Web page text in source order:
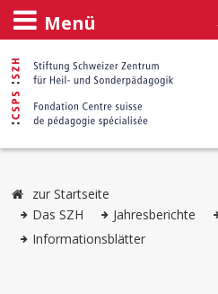
Menü
zur Startseite
Das SZH
Jahresberichte
Informationsblätter